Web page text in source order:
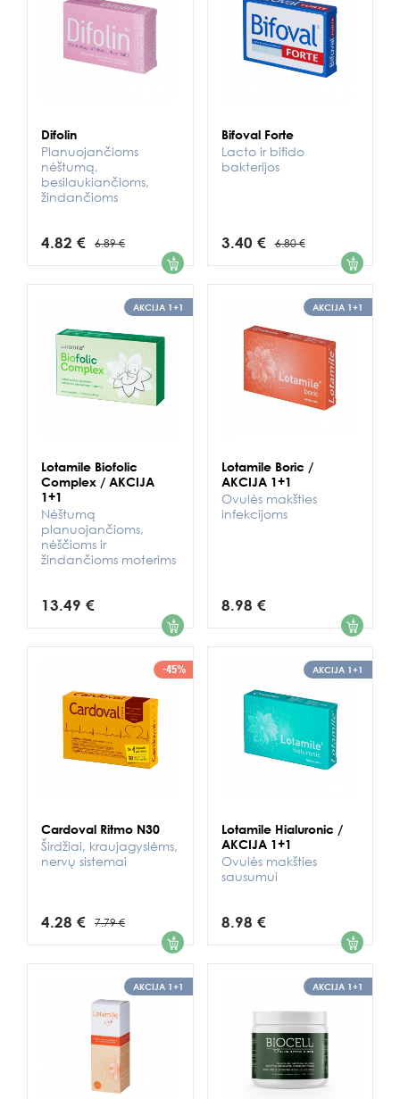
Difolin
Planuojančioms
nėštumą,
besilaukiančioms,
žindančioms
4.82 € 6.89 € 1
Bifoval Forte
Lacto ir bifido
bakterijos
3.40 € 6.80 € 1
AKCIJA 1+1
Lotamile Biofolic
Complex / AKCIJA
1+1
Nėštumą
planuojančioms,
nėščioms ir
žindančioms moterims
13.49 € 1
AKCIJA 1+1
Lotamile Boric /
AKCIJA 1+1
Ovulės makšties
infekcijoms
8.98 € 1
-45%
Cardoval Ritmo N30
Širdžiai, kraujagyslėms,
nervų sistemai
4.28 € 7.79 € 1
AKCIJA 1+1
Lotamile Hialuronic /
AKCIJA 1+1
Ovulės makšties
sausumui
8.98 € 1
AKCIJA 1+1 AKCIJA 1+1